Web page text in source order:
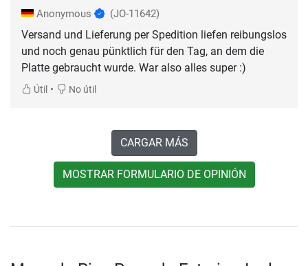
Anonymous (JO-11642)
Versand und Lieferung per Spedition liefen reibungslos
und noch genau pünktlich für den Tag, an dem die
Platte gebraucht wurde. War also alles super :)
Útil • No útil
CARGAR MÁS
MOSTRAR FORMULARIO DE OPINIÓN